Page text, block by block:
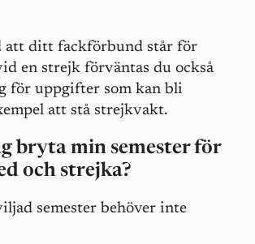
att ditt fackförbund står för
en strejk förväntas du också
för uppgifter som kan bli
att stå strejkvakt.
bryta min semester för
och strejka?
semester behöver inte